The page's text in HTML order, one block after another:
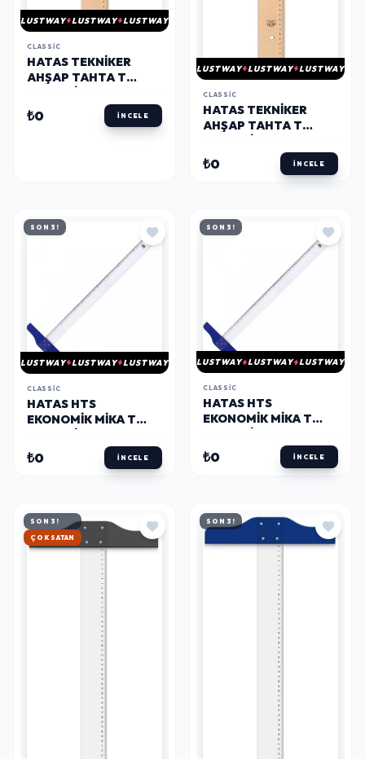
LUSTWAY LUSTWAY LUSTWAY
CLASSIC
HATAS TEKNIKER
AHŞAP TAHTA T
₺0 İNCELE
LUSTWAY LUSTWAY LUSTWAY
CLASSIC
HATAS TEKNIKER
AHŞAP TAHTA T
₺0 İNCELE
SON 3!
LUSTWAY LUSTWAY LUSTWAY
CLASSIC
HATAS HTS
EKONOMIK MIKA T
CM.
₺0 İNCELE
SON 3!
LUSTWAY LUSTWAY LUSTWAY
CLASSIC
HATAS HTS
EKONOMIK MIKA T
CM.
₺0 İNCELE
SON 3!
HIZLI KARGO
SON 3!